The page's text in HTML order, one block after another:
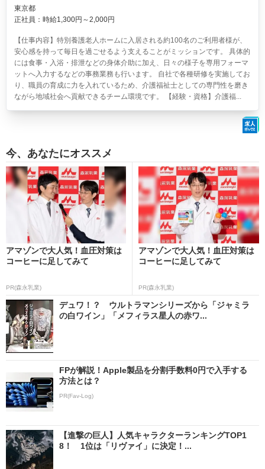
東京都
正社員：時給1,300円～2,000円
【仕事内容】特別養護老人ホームに入居される約100名のご利用者様が、
安心感を持って毎日を過ごせるよう支えることがミッションです。 具体的
には食事・入浴・排泄などの身体介助に加え、日々の様子を専用フォーマ
ットへ入力するなどの事務業務も行います。 自社で各種研修を実施してお
り、職員の育成に力を入れているため、介護福祉士としての専門性を磨き
ながら地域社会へ貢献できるチーム環境です。 【経験・資格】介護福...
今、あなたにオススメ
アマゾンで大人気！血圧対策は
コーヒーに足してみて
PR(森永乳業)
アマゾンで大人気！血圧対策は
コーヒーに足してみて
PR(森永乳業)
デュワ！？ ウルトラマンシリーズから「ジャミラ
の白ワイン」「メフィラス星人の赤ワ...
FPが解説！Apple製品を分割手数料0円で入手する
方法とは？
PR(Fav-Log)
【進撃の巨人】人気キャラクターランキングTOP1
8！ 1位は「リヴァイ」に決定！...